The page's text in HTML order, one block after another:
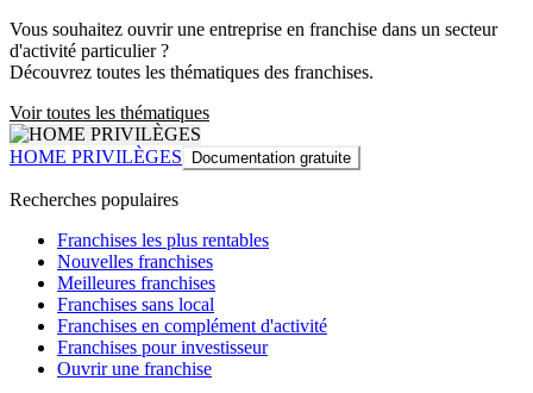
Vous souhaitez ouvrir une entreprise en franchise dans un secteur
d'activité particulier ?
Découvrez toutes les thématiques des franchises.
Voir toutes les thématiques
HOME PRIVILÈGES Documentation gratuite
Recherches populaires
Franchises les plus rentables
Nouvelles franchises
Meilleures franchises
Franchises sans local
Franchises en complément d'activité
Franchises pour investisseur
Ouvrir une franchise